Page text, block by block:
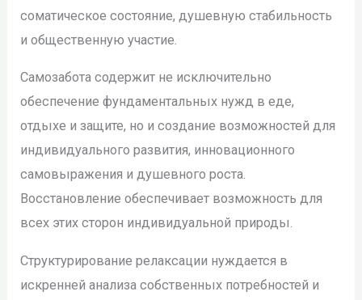
соматическое состояние, душевную стабильность
и общественную участие.
Самозабота содержит не исключительно
обеспечение фундаментальных нужд в еде,
отдыхе и защите, но и создание возможностей для
индивидуального развития, инновационного
самовыражения и душевного роста.
Восстановление обеспечивает возможность для
всех этих сторон индивидуальной природы.
Структурирование релаксации нуждается в
искренней анализа собственных потребностей и